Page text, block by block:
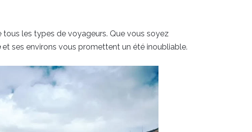
les types de voyageurs. Que vous soyez
et ses environs vous promettent un été inoubliable.